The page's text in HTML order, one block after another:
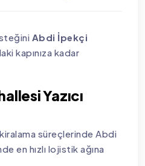
Abdi İpekçi
kapınıza kadar
Yazıcı
süreçlerinde Abdi
en hızlı lojistik ağına